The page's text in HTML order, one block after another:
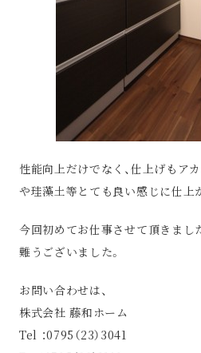
性能向上だけでなく、仕上げもア
や珪藻土等とても良い感じに仕上
今回初めてお仕事させて頂きまし
難うございました。
お問い合わせは、
株式会社 藤和ホーム
Tel ：0795（23）3041